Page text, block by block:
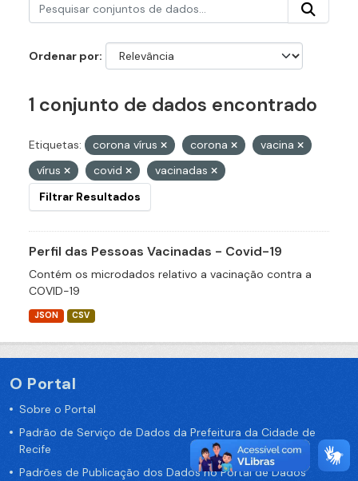
Ordenar por
1 conjunto de dados encontrado
Etiquetas: corona vírus corona
vacina
vírus
covid
vacinadas
Filtrar Resultados
Perfil das Pessoas Vacinadas - Covid-19
Contém os microdados relativo a vacinação contra a
COVID-19
JSON CSV
O Portal
Sobre o Portal
Padrão de Serviço de Dados da Prefeitura da Cidade de
Recife
Padrões de Publicação dos Dados no Portal de Dados